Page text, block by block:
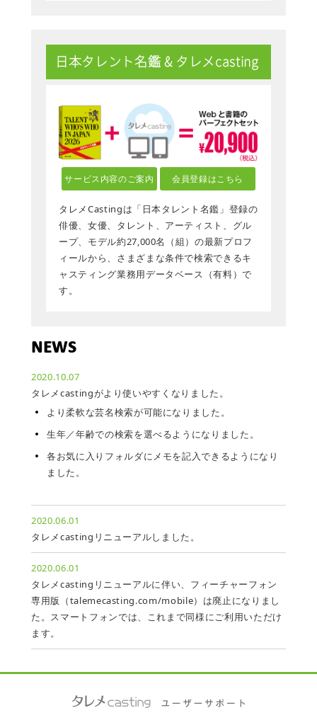
日本タレント名鑑 & タレメcasting
サービス内容のご案内 会員登録はこちら
タレメCastingは「日本タレント名鑑」登録の
俳優、女優、タレント、アーティスト、グル
ープ、モデル約27,000名（組）の最新プロフ
ィールから、さまざまな条件で検索できるキ
ャスティング業務用データベース（有料）で
す。
NEWS
2020.10.07
タレメcastingがより使いやすくなりました。
より柔軟な芸名検索が可能になりました。
生年／年齢での検索を選べるようになりました。
各お気に入りフォルダにメモを記入できるようになり
ました。
2020.06.01
タレメcastingリニューアルしました。
2020.06.01
タレメcastingリニューアルに伴い、フィーチャーフォン
専用版（talemecasting.com/mobile）は廃止になりまし
た。スマートフォンでは、これまで同様にご利用いただけ
ます。